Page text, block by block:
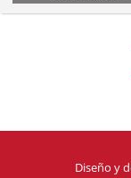
Diseño y